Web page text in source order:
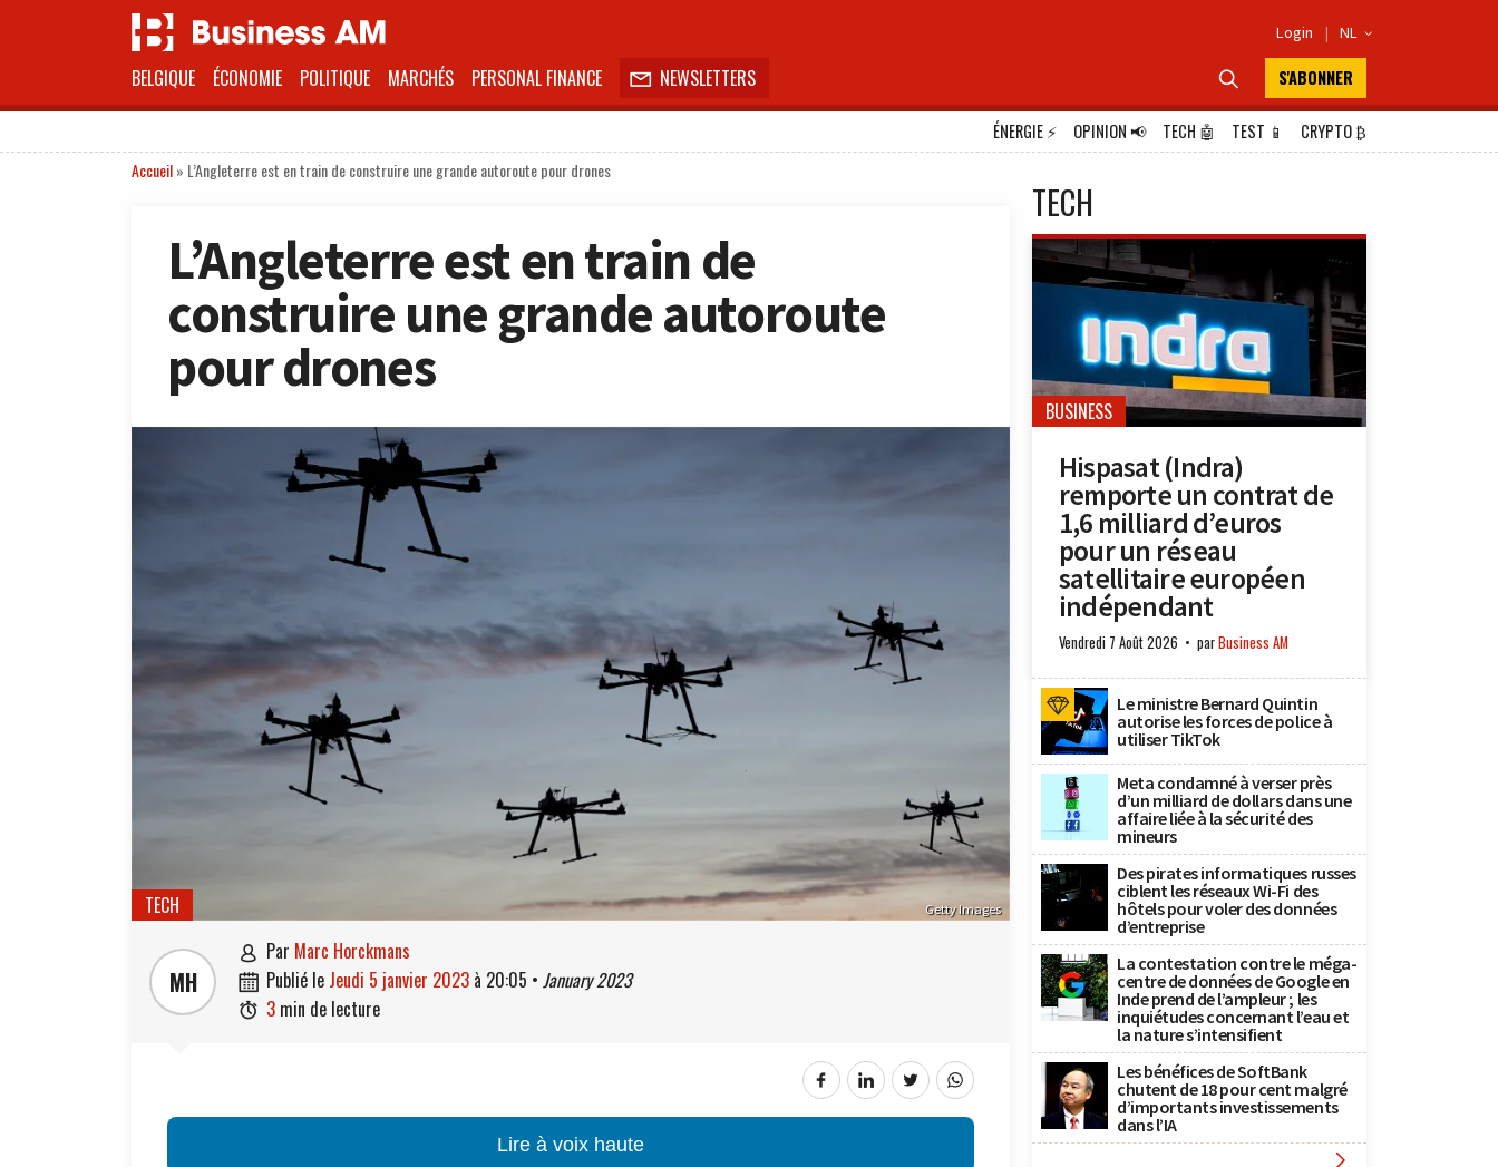
Login | NL 
BELGIQUE ÉCONOMIE POLITIQUE MARCHÉS PERSONAL FINANCE  NEWSLETTERS  S'ABONNER
ÉNERGIE⚡ OPINION📢 TECH 🤖 TEST 📱 CRYPTO₿
Accueil» L’Angleterre est en train de construire une grande autoroute pour drones
L’Angleterre est en train de
construire une grande autoroute
pour drones
Getty Images
TECH
MH
 par Marc Horckmans
 publié le jeudi 5 janvier 2023 à 20:05 • January 2023
 3 min de lecture
Lire à voix haute
TECH
BUSINESS
Hispasat (Indra)
remporte un contrat de
1,6 milliard d’euros
pour un réseau
satellitaire européen
indépendant
Vendredi 7 Août 2026 parBusiness AM
Le ministre Bernard Quintin
autorise les forces de police à
utiliser TikTok
Meta condamné à verser près
d’un milliard de dollars dans une
affaire liée à la sécurité des
mineurs
Des pirates informatiques russes
ciblent les réseaux Wi-Fi des
hôtels pour voler des données
d’entreprise
La contestation contre le méga-
centre de données de Google en
Inde prend de l’ampleur ; les
inquiétudes concernant l’eau et
la nature s’intensifient
Les bénéfices de SoftBank
chutent de 18 pour cent malgré
d’importants investissements
dans l’IA
